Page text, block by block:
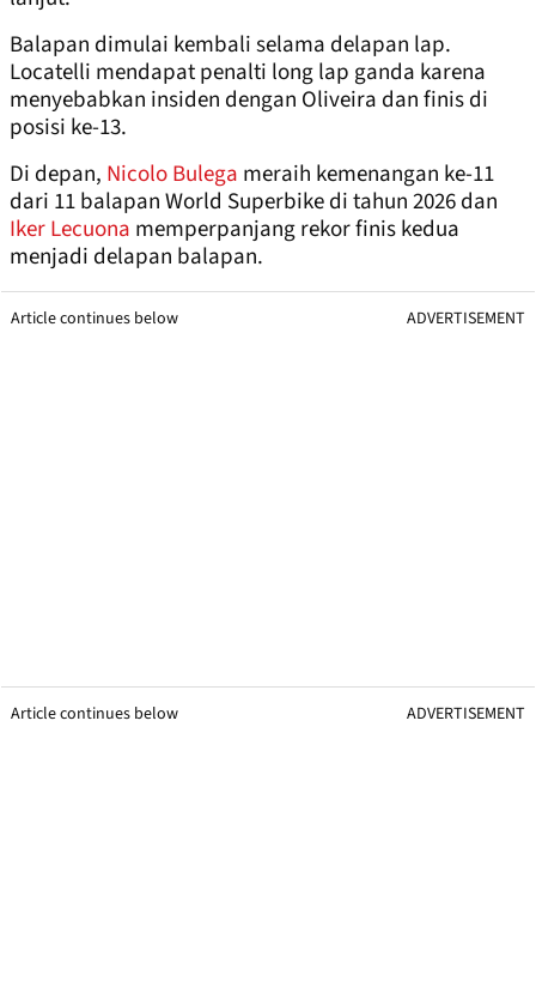
Balapan dimulai kembali selama delapan lap.
Locatelli mendapat penalti long lap ganda karena
menyebabkan insiden dengan Oliveira dan finis di
posisi ke-13.
Di depan, Nicolo Bulega meraih kemenangan ke-11
dari 11 balapan World Superbike di tahun 2026 dan
Iker Lecuona memperpanjang rekor finis kedua
menjadi delapan balapan.
Article continues below ADVERTISEMENT
Article continues below ADVERTISEMENT